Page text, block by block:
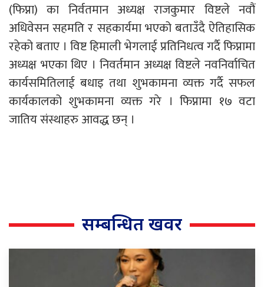
(फिप्ना) का निर्वतमान अध्यक्ष राजकुमार विष्टले नवौं
अधिवेसन सहमति र सहकार्यमा भएको बताउँदै ऐतिहासिक
रहेको बताए । विष्ट हिमाली भेगलाई प्रतिनिधत्व गर्दै फिप्नामा
अध्यक्ष भएका थिए । निवर्तमान अध्यक्ष विष्टले नवनिर्वाचित
कार्यसमितिलाई बधाइ तथा शुभकामना व्यक्त गर्दै सफल
कार्यकालको शुभकामना व्यक्त गरे । फिप्नामा १७ वटा
जातिय संस्थाहरु आवद्ध छन् ।
सम्बन्धित खवर